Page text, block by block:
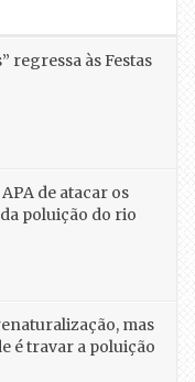
regressa às Festas
de atacar os
poluição do rio
mas
é travar a poluição